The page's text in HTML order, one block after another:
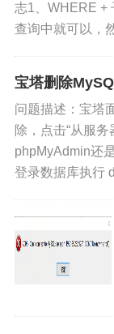
关于
1/MEDIUM：
2/STRONG
符、字典文件
6）、
密码中至少要
参考：https://
志1、WHERE +
查询中就可以，
宝塔删除
问题描述：宝塔
除，点击“从服
phpMyAdmin还
登录数据库执行